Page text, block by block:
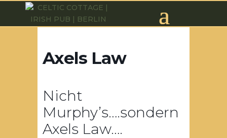
Axels Law
Nicht
Murphy’s….sondern
Axels Law….